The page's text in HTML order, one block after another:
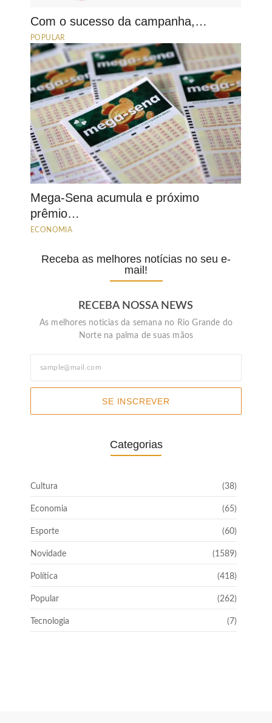
Com o sucesso da campanha,…
POPULAR
Mega-Sena acumula e próximo
prêmio…
ECONOMIA
Receba as melhores notícias no seu e-
mail!
RECEBA NOSSA NEWS
As melhores noticias da semana no Rio Grande do
Norte na palma de suas mãos
SE INSCREVER
Categorias
Cultura (38)
Economia (65)
Esporte (60)
Novidade (1589)
Política (418)
Popular (262)
Tecnologia (7)